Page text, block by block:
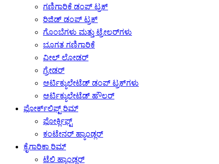
ಗಣಿಗಾರಿಕೆ ಡಂಪ್ ಟ್ರಕ್
ರಿಜಿಡ್ ಡಂಪ್ ಟ್ರಕ್
ಗೊಂಬೆಗಳು ಮತ್ತು ಟ್ರೇಲರ್‌ಗಳು
ಭೂಗತ ಗಣಿಗಾರಿಕೆ
ವೀಲ್ ಲೋಡರ್
ಗ್ರೇಡರ್
ಆರ್ಟಿಕ್ಯುಲೇಟೆಡ್ ಡಂಪ್ ಟ್ರಕ್‌ಗಳು
ಆರ್ಟಿಕ್ಯುಲೇಟೆಡ್ ಹೌಲರ್
ಫೋರ್ಕ್‌ಲಿಫ್ಟ್ ರಿಮ್
ಫೋರ್ಕ್ಲಿಫ್ಟ್
ಕಂಟೇನರ್ ಹ್ಯಾಂಡ್ಲರ್
ಕೈಗಾರಿಕಾ ರಿಮ್
ಟೆಲಿ ಹ್ಯಾಂಡ್ಲರ್